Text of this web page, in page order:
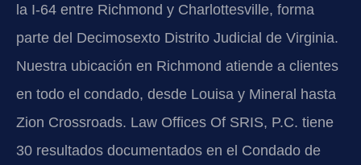
la I-64 entre Richmond y Charlottesville, forma
parte del Decimosexto Distrito Judicial de Virginia.
Nuestra ubicación en Richmond atiende a clientes
en todo el condado, desde Louisa y Mineral hasta
Zion Crossroads. Law Offices Of SRIS, P.C. tiene
30 resultados documentados en el Condado de